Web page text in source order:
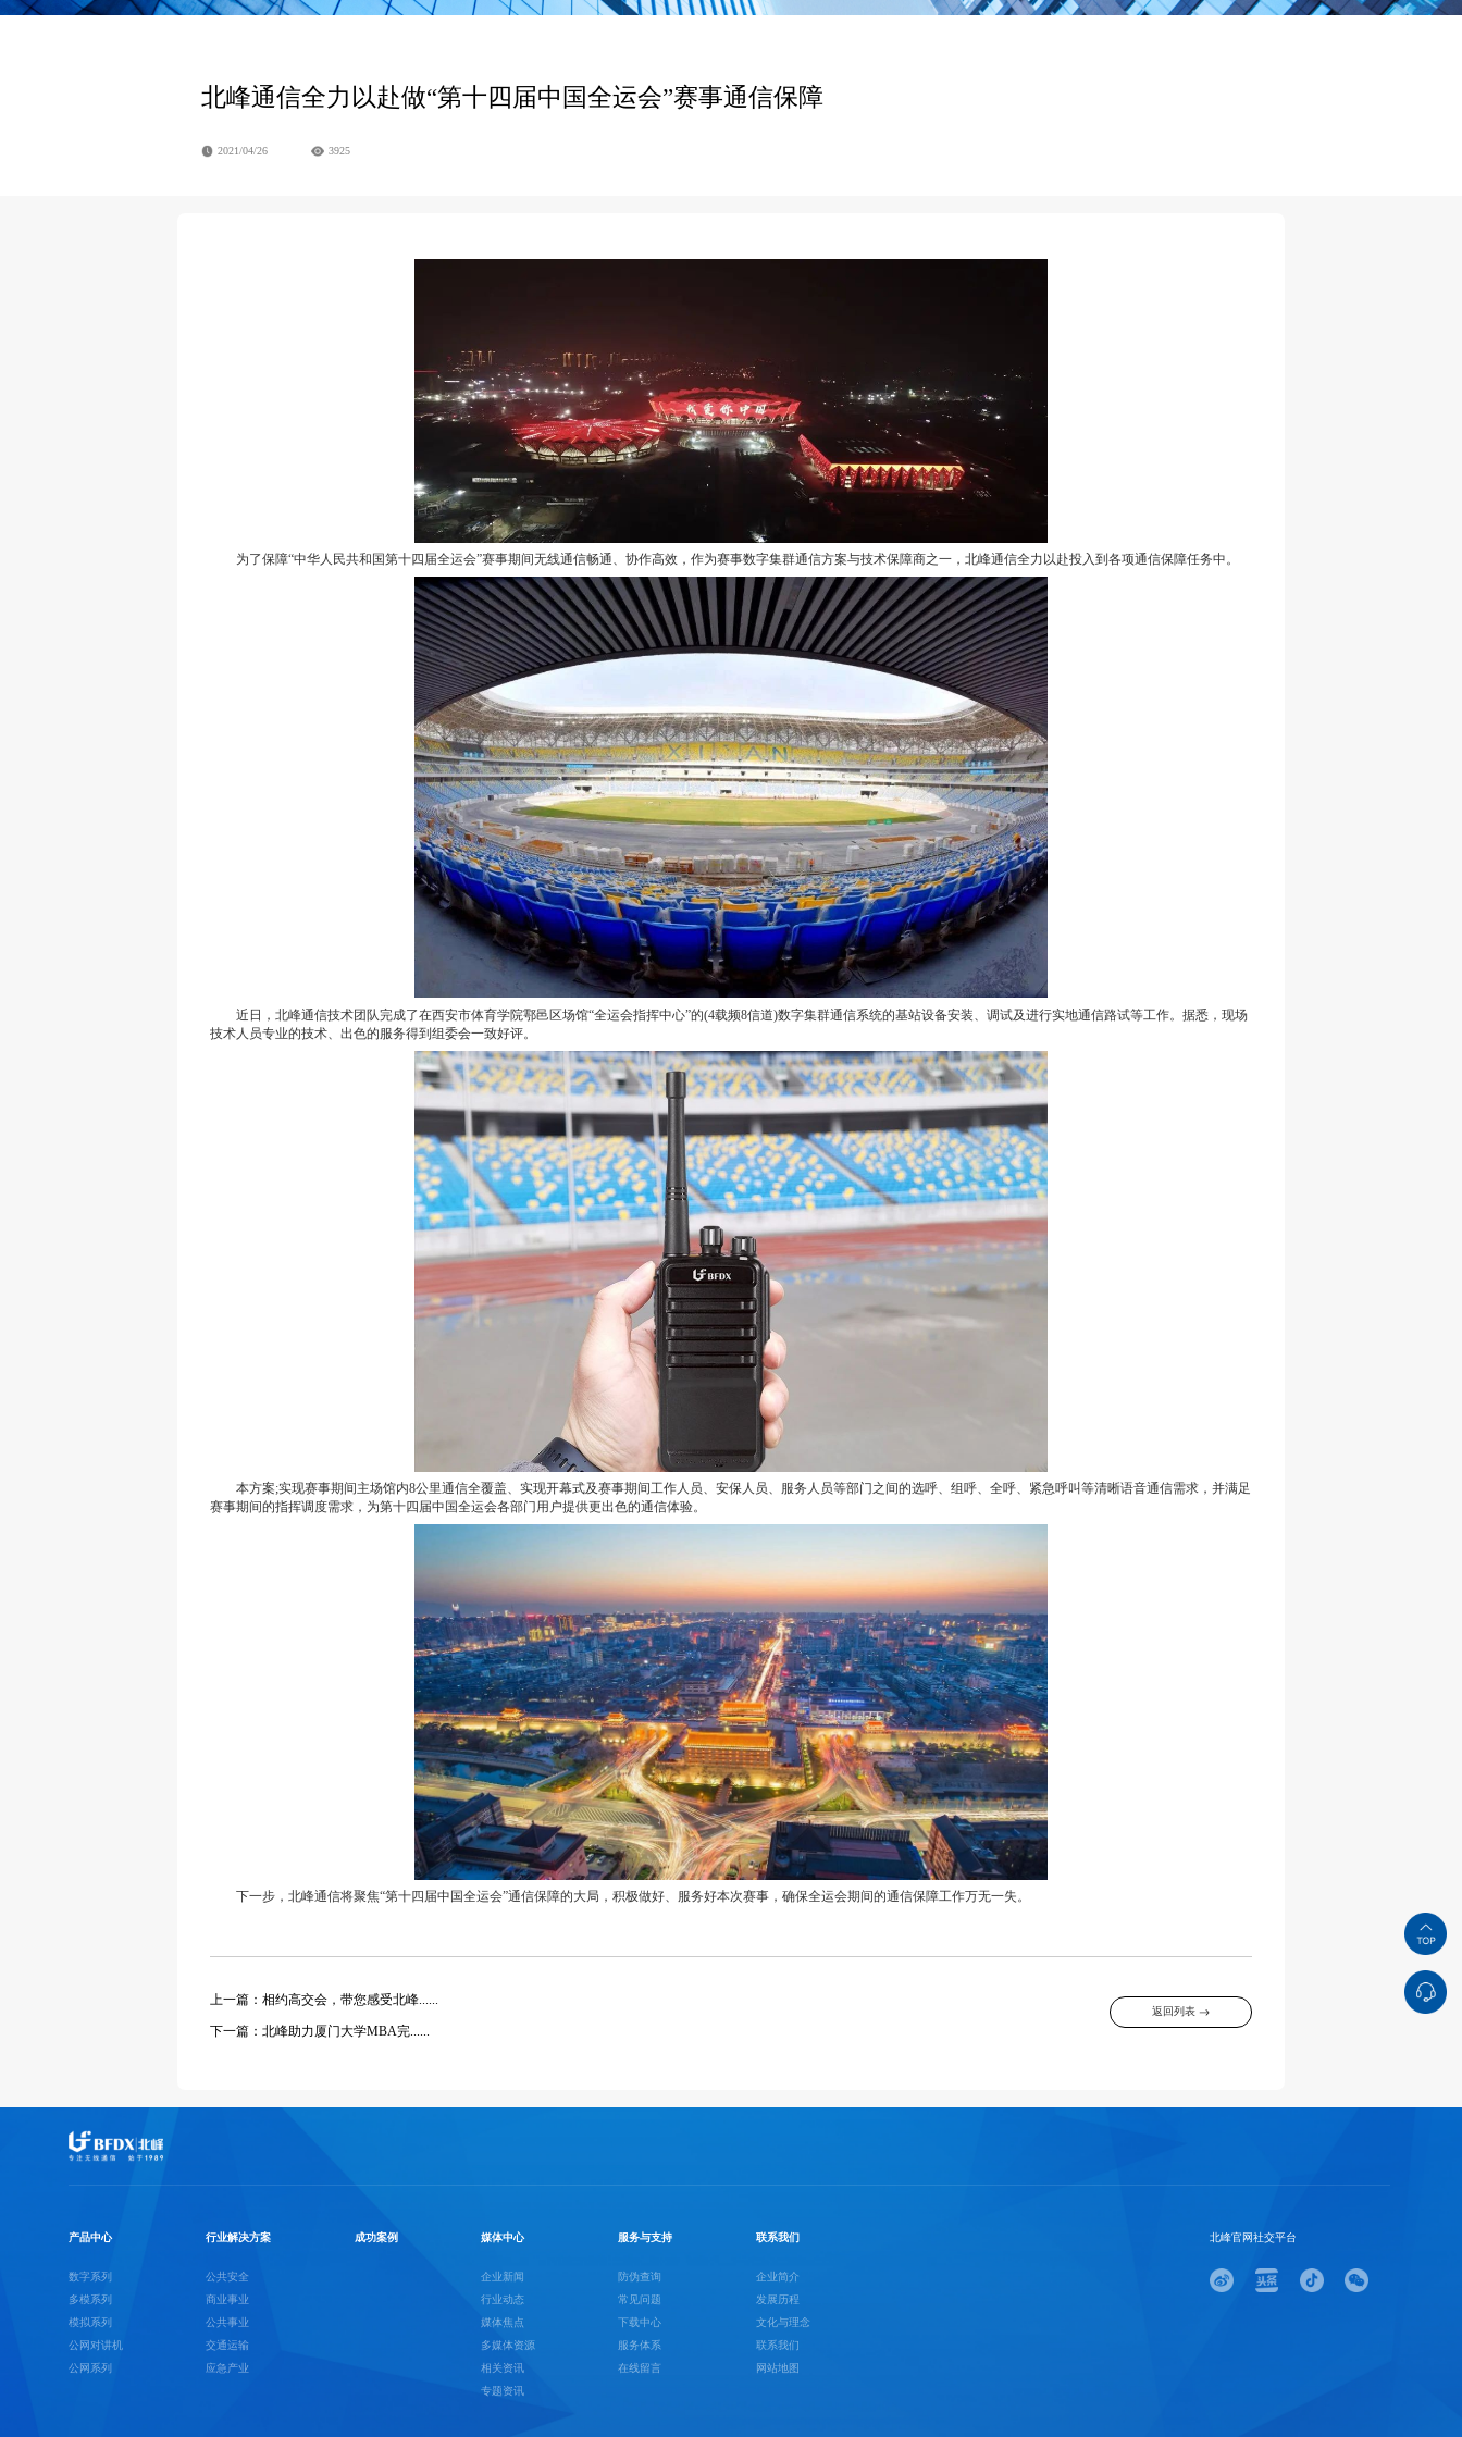
北峰通信全力以赴做“第十四届中国全运会”赛事通信保障
2021/04/26 3925
为了保障“中华人民共和国第十四届全运会”赛事期间无线通信畅通、协作高效，作为赛事数字集群通信方案与技术保障商之一，北峰通信全力以赴投入到各项通信保障任务中。
近日，北峰通信技术团队完成了在西安市体育学院鄠邑区场馆“全运会指挥中心”的(4载频8信道)数字集群通信系统的基站设备安装、调试及进行实地通信路试等工作。据悉，现场
技术人员专业的技术、出色的服务得到组委会一致好评。
本方案;实现赛事期间主场馆内8公里通信全覆盖、实现开幕式及赛事期间工作人员、安保人员、服务人员等部门之间的选呼、组呼、全呼、紧急呼叫等清晰语音通信需求，并满足
赛事期间的指挥调度需求，为第十四届中国全运会各部门用户提供更出色的通信体验。
下一步，北峰通信将聚焦“第十四届中国全运会”通信保障的大局，积极做好、服务好本次赛事，确保全运会期间的通信保障工作万无一失。
上一篇：相约高交会，带您感受北峰......
下一篇：北峰助力厦门大学MBA完......
返回列表
产品中心
数字系列
多模系列
模拟系列
公网对讲机
公网系列
行业解决方案
公共安全
商业事业
公共事业
交通运输
应急产业
成功案例 媒体中心
企业新闻
行业动态
媒体焦点
多媒体资源
相关资讯
专题资讯
服务与支持
防伪查询
常见问题
下载中心
服务体系
在线留言
联系我们
企业简介
发展历程
文化与理念
联系我们
网站地图
北峰官网社交平台